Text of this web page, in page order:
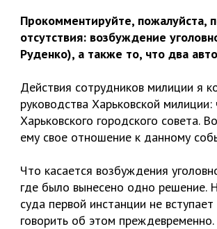
Прокомментируйте, пожалуйста,
отсутствия: возбуждение
Руденко), а также то, что два
Действия сотрудников милиции я
руководства Харьковской
Харьковского городского совета.
ему свое отношение к данному
Что касается возбуждения
где было вынесено одно решение.
суда первой инстанции не
говорить об этом преждевременно.